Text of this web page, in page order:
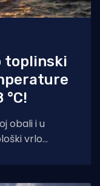
toplinski
obali i u
vrlo